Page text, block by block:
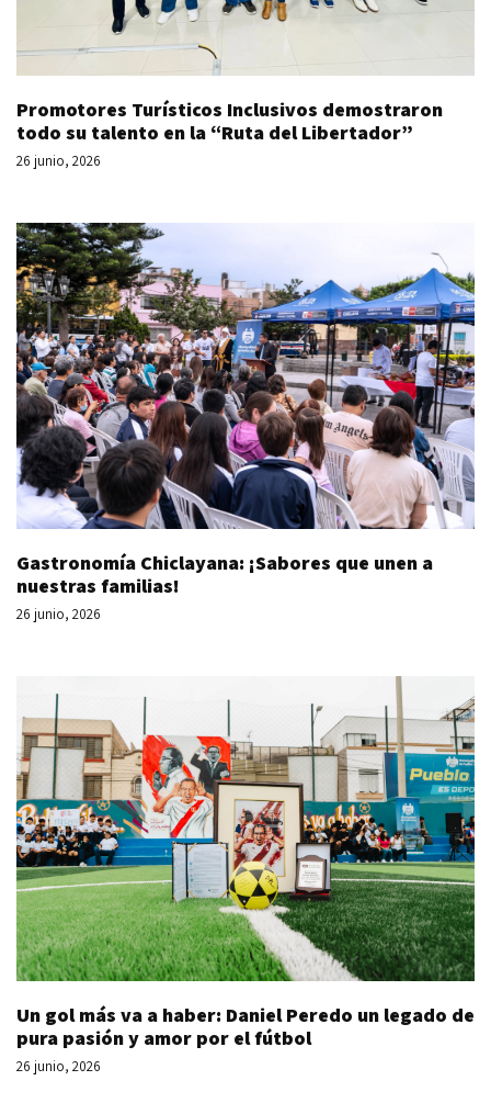
Promotores Turísticos Inclusivos demostraron
todo su talento en la “Ruta del Libertador”
26 junio, 2026
Gastronomía Chiclayana: ¡Sabores que unen a
nuestras familias!
26 junio, 2026
Un gol más va a haber: Daniel Peredo un legado de
pura pasión y amor por el fútbol
26 junio, 2026